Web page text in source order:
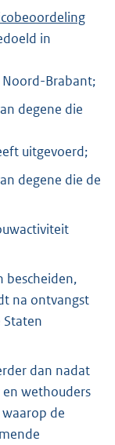
in
Brabant;
degene die
uitgevoerd;
degene die de
bescheiden,
na ontvangst
dan nadat
en wethouders
de